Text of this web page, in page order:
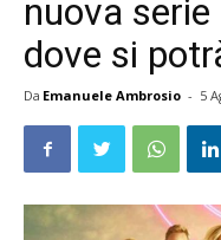
nuova
dove si
Da Emanuele Ambrosio - 5